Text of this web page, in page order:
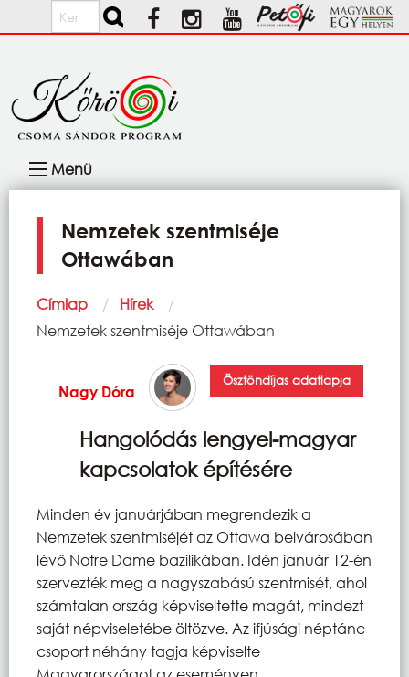
Ugrás a tartalomra
Keresés
navigáció
Menü
Nemzetek szentmiséje
Ottawában
Morzsa
Címlap
Hírek
Current:
Nemzetek szentmiséje Ottawában
Nagy Dóra
Ösztöndíjas adatlapja
Hangolódás lengyel-magyar
kapcsolatok építésére
Minden év januárjában megrendezik a
Nemzetek szentmiséjét az Ottawa belvárosában
lévő Notre Dame bazilikában. Idén január 12-én
szervezték meg a nagyszabású szentmisét, ahol
számtalan ország képviseltette magát, mindezt
saját népviseletébe öltözve. Az ifjúsági néptánc
csoport néhány tagja képviselte